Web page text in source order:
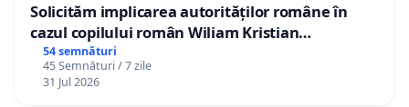
Solicităm implicarea autorităților române în
cazul copilului român Wiliam Kristian
Gheorghe, aflat în plasament în Danemarca de
12 ani
54 semnături
45 Semnături / 7 zile
31 Jul 2026